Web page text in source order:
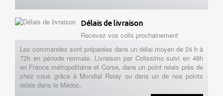
Délais de livraison
Recevez vos colis prochainement
Les commandes sont préparées dans un délai moyen de 24 h à
72h en période normale. Livraison par Colissimo suivi en 48h
en France métropolitaine et Corse, dans un point relais près de
chez vous grâce à Mondial Relay ou dans un de nos points
relais dans le Médoc.